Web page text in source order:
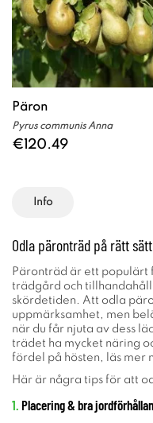
Päron
Pyrus communis Anna
€120.49
Info
Odla päronträd på rätt sätt
Päronträd är ett populärt
trädgård och
skördetiden. Att odla
uppmärksamhet, men
när du får njuta av dess
trädet ha mycket näring
fördel på hösten, läs mer
Här är några tips för att
1. Placering & bra